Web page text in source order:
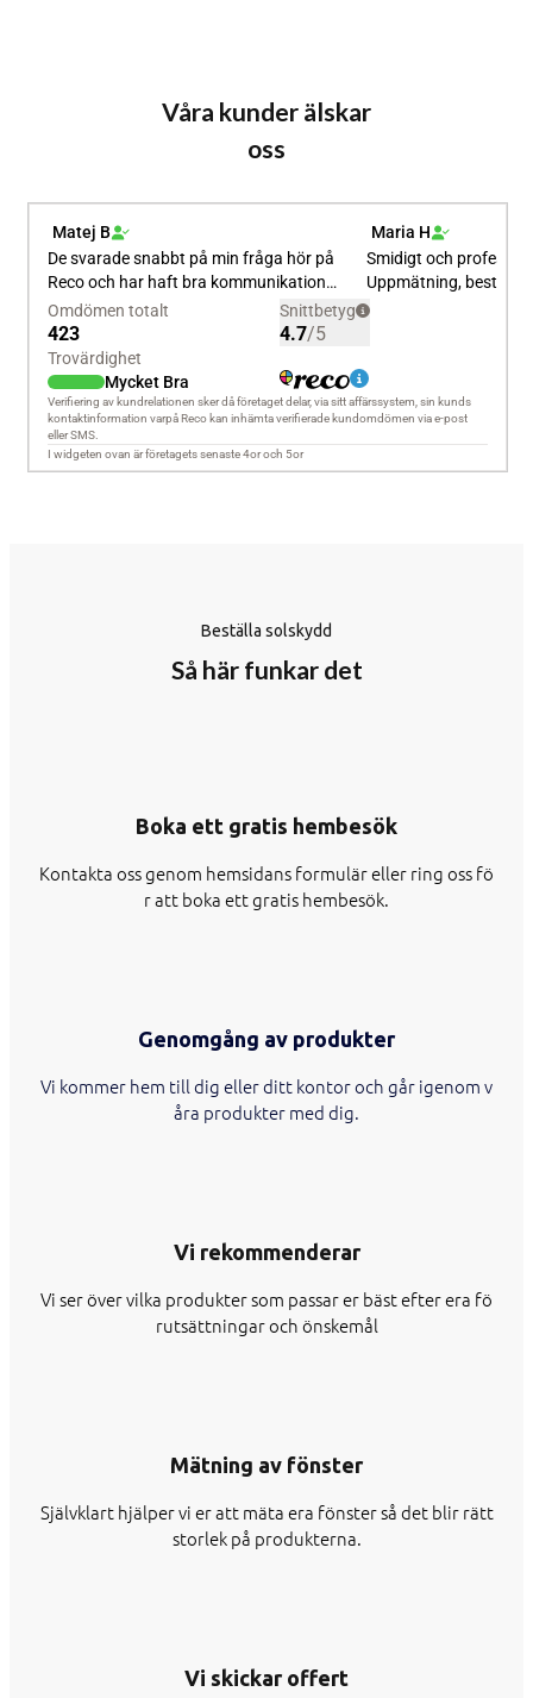
Våra kunder älskar
oss
Beställa solskydd
Så här funkar det
Boka ett gratis hembesök
Kontakta oss genom hemsidans formulär eller ring oss fö
r att boka ett gratis hembesök.
Genomgång av produkter
Vi kommer hem till dig eller ditt kontor och går igenom v
åra produkter med dig.
Vi rekommenderar
Vi ser över vilka produkter som passar er bäst efter era fö
rutsättningar och önskemål
Mätning av fönster
Självklart hjälper vi er att mäta era fönster så det blir rätt
storlek på produkterna.
Vi skickar offert